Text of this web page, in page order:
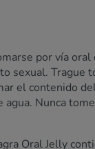
por vía
sexual. Trague
el contenido
Nunca
Oral Jelly